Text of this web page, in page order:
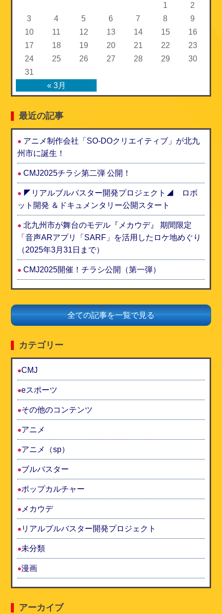
« 3月
1
2
3
4 5 6 7 8
9
10
11 12 13 14 15
16
17
18 19 20 21 22
23
24
25 26 27 28 29
30
31
最近の記事
アニメ制作会社「SO-DOクリエイティブ」が北九
州市に誕生！
CMJ2025チラシ第二弾 公開！
◤リアルブルバスター開発プロジェクト◢ ロボ
ット開発 ＆ドキュメンタリー公開スタート
北九州市が舞台のモデル『メカウデ』 期間限定
「音声ARアプリ「SARF」を活用したロケ地めぐり
（2025年3月31日まで）
CMJ2025開催！チラシ公開（第一弾）
全ての記事を一覧で見る
カテゴリー
CMJ
eスポーツ
その他のコンテンツ
アニメ
アニメ（sp）
ブルバスター
ポップカルチャー
メカウデ
リアルブルバスター開発プロジェクト
未分類
漫画
アーカイブ